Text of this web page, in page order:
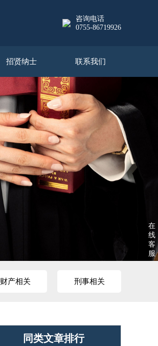
咨询电话
0755-86719926
招贤纳士 联系我们
财产相关 刑事相关
同类文章排行
在
线
客
服